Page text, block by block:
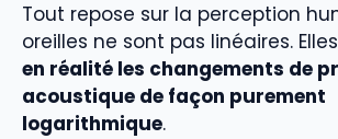
Tout repose sur la perception
oreilles ne sont pas linéaires. Elles
en réalité les changements de
acoustique de façon purement
logarithmique.